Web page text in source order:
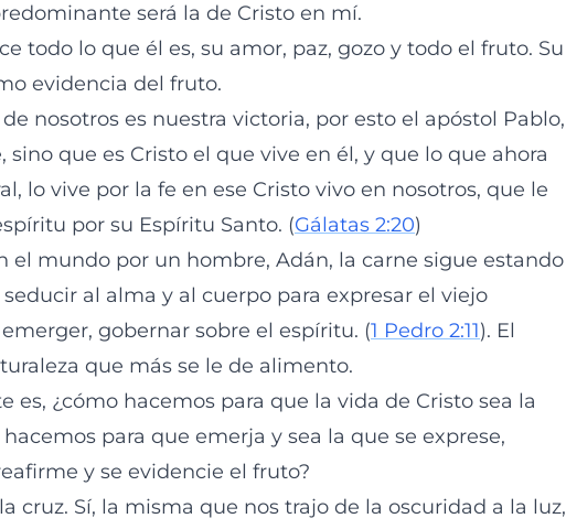
será la de Cristo en mí.
todo lo que él es, su amor, paz, gozo y todo el fruto. Su
evidencia del fruto.
nosotros es nuestra victoria, por esto el apóstol Pablo,
sino que es Cristo el que vive en él, y que lo que ahora
lo vive por la fe en ese Cristo vivo en nosotros, que le
por su Espíritu Santo. (Gálatas 2:20)
el mundo por un hombre, Adán, la carne sigue estando
al alma y al cuerpo para expresar el viejo
gobernar sobre el espíritu. (1 Pedro 2:11). El
que más se le de alimento.
es, ¿cómo hacemos para que la vida de Cristo sea la
para que emerja y sea la que se exprese,
y se evidencie el fruto?
cruz. Sí, la misma que nos trajo de la oscuridad a la luz,